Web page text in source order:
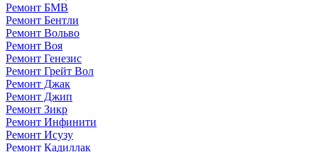
Ремонт БМВ
Ремонт Бентли
Ремонт Вольво
Ремонт Воя
Ремонт Генезис
Ремонт Грейт Вол
Ремонт Джак
Ремонт Джип
Ремонт Зикр
Ремонт Инфинити
Ремонт Исузу
Ремонт Кадиллак